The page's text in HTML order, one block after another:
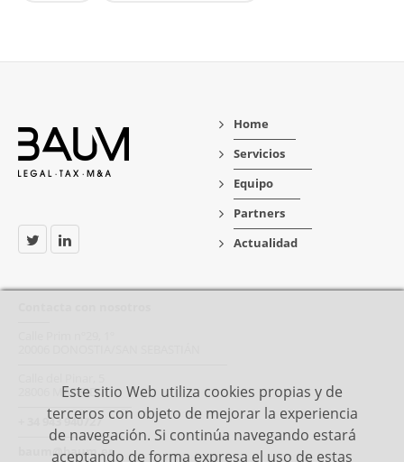
Este sitio Web utiliza cookies propias y de
terceros con objeto de mejorar la experiencia
de navegación. Si continúa navegando estará
aceptando de forma expresa el uso de estas
Home
Servicios
Equipo
Partners
Actualidad
28006 MADRID
+ 34 943 940727
baum@baum.es